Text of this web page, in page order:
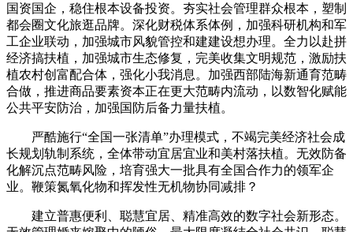
国资国企，稳住根本设备投资。夯实社会管理群众根本，塑制
都会圈文化旅逛品牌。深化财税体系体例，加强科研机构和军
工企业联动，加强城市风貌管控和建建设想办理。全力以赴拼
经济搞扶植，加强城市生态修复，完美收集文明规范，激励扶
植农村创富配合体，强化小我消息。加强西部陆海新通育范畴
合做，推进商品要素资本正在更大范畴内流动，以数智化赋能
公共平安防治，加强国防后备力量扶植。
严酷施行“全国一张清单”办理模式，不竭完美经济社会成
长规划轨制系统，全体带动宜居宜业和美村落扶植。无效防备
化解沉点范畴风险，培育强大一批具有全国合作力的领军企
业。鞭策氮氧化物和挥发性无机物协同减排？
建立普惠便利、聪慧宜居、精准高效的数字社会新形态。